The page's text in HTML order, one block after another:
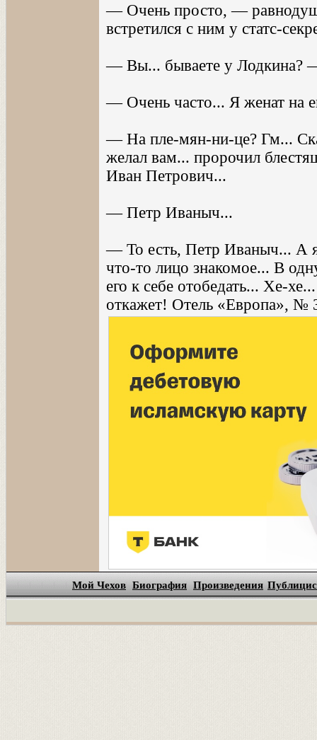
— Очень просто, —
встретился с ним у статс-
— Вы... бываете у Лодкина?
— Очень часто... Я женат на
— На пле-мян-ни-це? Гм...
желал вам... пророчил
Иван Петрович...
— Петр Иваныч...
— То есть, Петр Иваныч... А
что-то лицо знакомое... В
его к себе отобедать... Хе-
откажет! Отель «Европа», №
Мой Чехов Биография Произведения